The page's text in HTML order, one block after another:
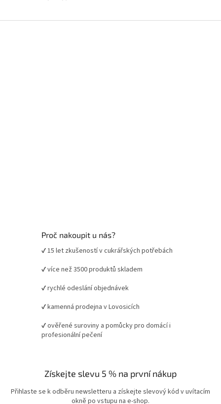
Proč nakoupit u nás?
✔ 15 let zkušeností v cukrářských potřebách
✔ více než 3500 produktů skladem
✔ rychlé odeslání objednávek
✔ kamenná prodejna v Lovosicích
✔ ověřené suroviny a pomůcky pro domácí i
profesionální pečení
Získejte slevu 5 % na první nákup
Přihlaste se k odběru newsletteru a získejte slevový kód v uvítacím
okně po vstupu na e-shop.